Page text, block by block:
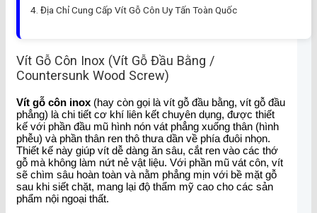
Địa Chỉ Cung Cấp Vít Gỗ Côn Uy Tấn Toàn Quốc
Vít Gỗ Côn Inox (Vít Gỗ Đầu Bằng /
Countersunk Wood Screw)
Vít gỗ côn inox (hay còn gọi là vít gỗ đầu bằng, vít gỗ đầu
phẳng) là chi tiết cơ khí liên kết chuyên dụng, được thiết
kế với phần đầu mũ hình nón vát phẳng xuống thân (hình
phễu) và phần thân ren thô thưa dần về phía đuôi nhọn.
Thiết kế này giúp vít dễ dàng ăn sâu, cắt ren vào các thớ
gỗ mà không làm nứt nẻ vật liệu. Với phần mũ vát côn, vít
sẽ chìm sâu hoàn toàn và nằm phẳng mịn với bề mặt gỗ
sau khi siết chặt, mang lại độ thẩm mỹ cao cho các sản
phẩm nội ngoại thất.